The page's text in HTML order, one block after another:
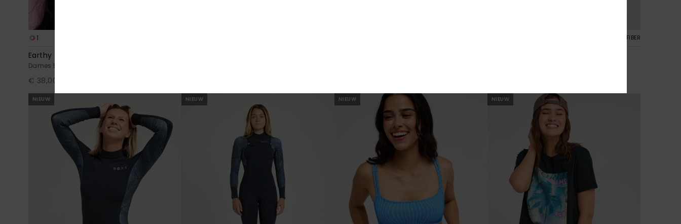
1
Earthy Spirit Small Cord
Dames Bruin Corduroy bucket hoed
€ 38,00
RECYCLED FIBER
NIEUW NIEUW NIEUW NIEUW